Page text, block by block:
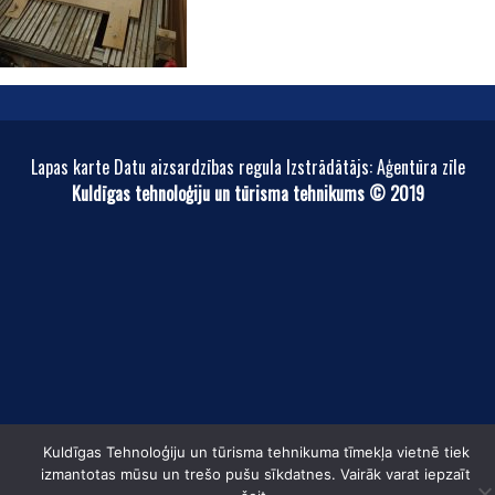
Lapas karte Datu aizsardzības regula Izstrādātājs: Aģentūra zīle
Kuldīgas tehnoloģiju un tūrisma tehnikums © 2019
Kuldīgas Tehnoloģiju un tūrisma tehnikuma tīmekļa vietnē tiek
izmantotas mūsu un trešo pušu sīkdatnes. Vairāk varat iepzaīt